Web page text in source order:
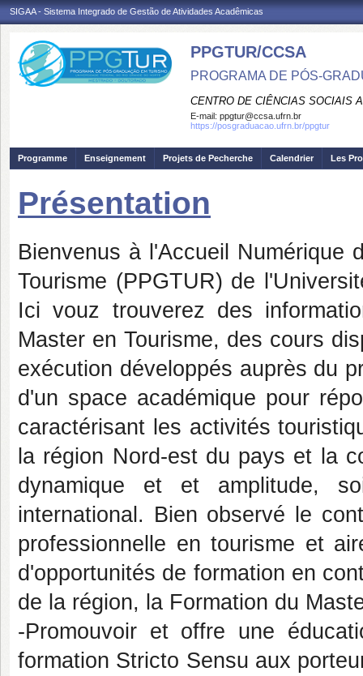
SIGAA - Sistema Integrado de Gestão de Atividades Acadêmicas
PPGTUR/CCSA
PROGRAMA DE PÓS-
CENTRO DE CIÊNCIAS SOCIAIS
E-mail: ppgtur@ccsa.ufrn.br
https://posgraduacao.ufrn.br/ppgtur
Programme Enseignement Projets de Pecherche Calendrier Les
Présentation
Bienvenus à l'Accueil Numérique
Tourisme (PPGTUR) de
Ici vouz trouverez des
Master en Tourisme, des cours
exécution développés auprès du
d'un space académique pour
caractérisant les activités
la région Nord-est du pays et la
dynamique et et amplitude,
international. Bien observé le
professionnelle en tourisme et
d'opportunités de formation en
de la région, la Formation du
-Promouvoir et offre une
formation Stricto Sensu aux